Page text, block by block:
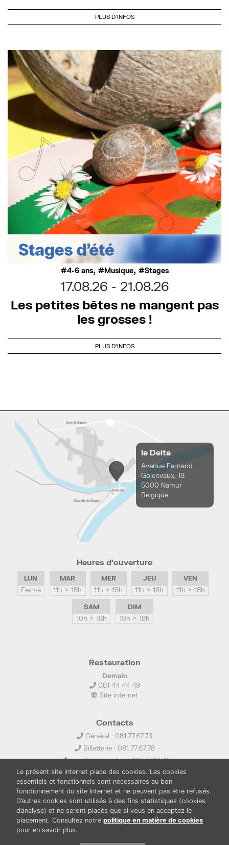
PLUS D'INFOS
4-6 ans, Musique, Stages
17.08.26
21.08.26
Les petites bêtes ne mangent pas
les grosses !
PLUS D'INFOS
le Delta
Avenue Fernand
Golenvaux, 18
5000 Namur
Belgique
Heures d’ouverture
LUN
Fermé
MAR
11h > 18h
MER
11h > 18h
JEU
11h > 18h
VEN
11h > 18h
SAM
10h > 18h
DIM
10h > 18h
Restauration
Demain
081 44 44 49
Site internet
Contacts
Général : 081.77.67.73
Billetterie : 081.77.67.78
Location de salles : 081.77.67.79
info@ledelta.be
Le présent site internet place des cookies. Les cookies
essentiels et fonctionnels sont nécessaires au bon
fonctionnement du site Internet et ne peuvent pas être refusés.
D’autres cookies sont utilisés à des fins statistiques (cookies
d’analyse) et ne seront placés que si vous en acceptez le
placement. Consultez notre politique en matière de cookies
pour en savoir plus.